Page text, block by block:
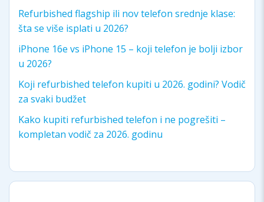
Refurbished flagship ili nov telefon srednje klase:
šta se više isplati u 2026?
iPhone 16e vs iPhone 15 – koji telefon je bolji izbor
u 2026?
Koji refurbished telefon kupiti u 2026. godini? Vodič
za svaki budžet
Kako kupiti refurbished telefon i ne pogrešiti –
kompletan vodič za 2026. godinu